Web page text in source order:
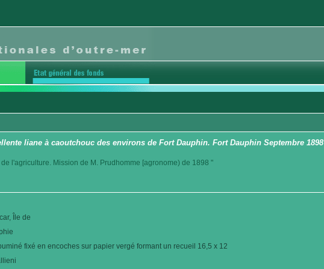
liane à caoutchouc des environs de Fort Dauphin. Fort Dauphin Septembre 1898
l'agriculture. Mission de M. Prudhomme [agronome) de 1898 "
Île de
fixé en encoches sur papier vergé formant un recueil 16,5 x 12